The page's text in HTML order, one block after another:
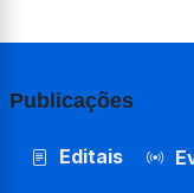
Publicações
Editais